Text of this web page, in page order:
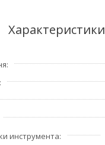
Характеристики
инструмента